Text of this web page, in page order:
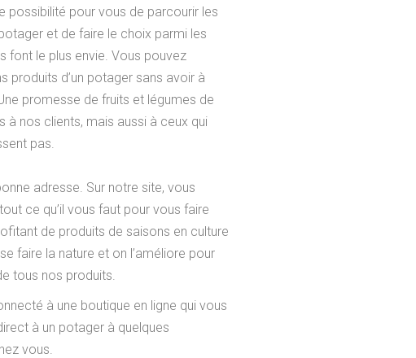
possibilité pour vous de parcourir les
et de faire le choix parmi les
font le plus envie. Vous pouvez
produits d’un potager sans avoir à
promesse de fruits et légumes de
à nos clients, mais aussi à ceux qui
pas.
adresse. Sur notre site, vous
ce qu’il vous faut pour vous faire
de produits de saisons en culture
faire la nature et on l’améliore pour
tous nos produits.
à une boutique en ligne qui vous
à un potager à quelques
vous.